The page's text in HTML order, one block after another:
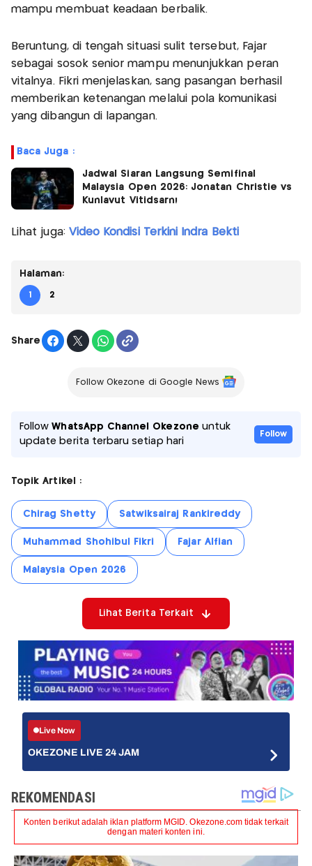
mampu membuat keadaan berbalik.
Beruntung, di tengah situasi sulit tersebut, Fajar
sebagai sosok senior mampu menunjukkan peran
vitalnya. Fikri menjelaskan, sang pasangan berhasil
memberikan ketenangan melalui pola komunikasi
yang dibangun di lapangan.
Baca Juga :
Jadwal Siaran Langsung Semifinal
Malaysia Open 2026: Jonatan Christie vs
Kunlavut Vitidsarn!
Lihat juga: Video Kondisi Terkini Indra Bekti
Halaman:
1 2
Share
Follow Okezone di Google News
FollowWhatsApp Channel Okezone untuk
update berita terbaru setiap hari
Follow
Topik Artikel :
Chirag Shetty Satwiksairaj Rankireddy
Muhammad Shohibul Fikri Fajar Alfian
Malaysia Open 2026
Lihat Berita Terkait
Live Now
OKEZONE LIVE 24 JAM